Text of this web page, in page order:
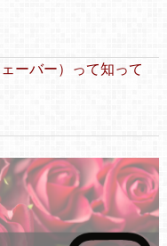
ーバー）って知って